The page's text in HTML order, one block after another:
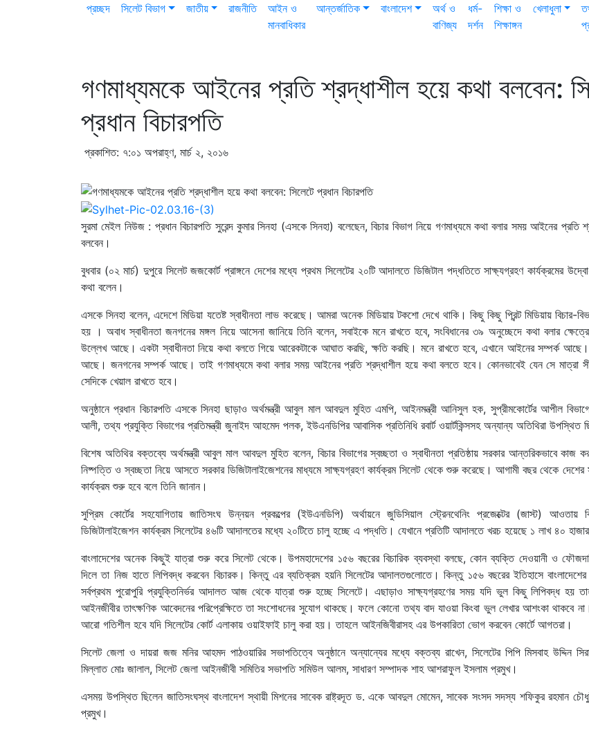
প্রচ্ছদ সিলেট বিভাগ জাতীয় রাজনীতি
আইন ও
মানবাধিকার
আন্তর্জাতিক বাংলাদেশ
অর্থ ও
বাণিজ্য
ধর্ম-
দর্শন
শিক্ষা ও
শিক্ষাঙ্গন
খেলাধুলা
গণমাধ্যমকে আইনের প্রতি শ্রদ্ধাশীল হয়ে কথা বলবেন:
প্রধান বিচারপতি
প্রকাশিত: ৭:০১ অপরাহ্ণ, মার্চ ২, ২০১৬
সুরমা মেইল নিউজ : প্রধান বিচারপতি সুরেন্দ কুমার সিনহা (এসকে সিনহা) বলেছেন, বিচার বিভাগ নিয়ে গণমাধ্যমে কথা বলার সময় আইনের প্রতি
বলবেন।
বুধবার (০২ মার্চ) দুপুরে সিলেট জজকোর্ট প্রাঙ্গনে দেশের মধ্যে প্রথম সিলেটের ২০টি আদালতে ডিজিটাল পদ্ধতিতে সাক্ষ্যগ্রহণ কার্যক্রমের
কথা বলেন।
এসকে সিনহা বলেন, এদেশে মিডিয়া যতেষ্ট স্বাধীনতা লাভ করেছে। আমরা অনেক মিডিয়ায় টকশো দেখে থাকি। কিছু কিছু প্রিন্ট মিডিয়ায় বিচার-
হয় । অবাধ স্বাধীনতা জনগনের মঙ্গল নিয়ে আসেনা জানিয়ে তিনি বলেন, সবাইকে মনে রাখতে হবে, সংবিধানের ৩৯ অনুচ্ছেদে কথা বলার
উল্লেখ আছে। একটা স্বাধীনতা নিয়ে কথা বলতে গিয়ে আরেকটাকে আঘাত করছি, ক্ষতি করছি। মনে রাখতে হবে, এখানে আইনের সম্পর্ক আছে।
আছে। জনগনের সম্পর্ক আছে। তাই গণমাধ্যমে কথা বলার সময় আইনের প্রতি শ্রদ্ধাশীল হয়ে কথা বলতে হবে। কোনভাবেই যেন সে মাত্রা
সেদিকে খেয়াল রাখতে হবে।
অনুষ্ঠানে প্রধান বিচারপতি এসকে সিনহা ছাড়াও অর্থমন্ত্রী আবুল মাল আবদুল মুহিত এমপি, আইনমন্ত্রী আনিসুল হক, সুপ্রীমকোর্টের আপীল
আলী, তথ্য প্রযুক্তি বিভাগের প্রতিমন্ত্রী জুনাইদ আহমেদ পলক, ইউএনডিপির আবাসিক প্রতিনিধি রবার্ট ওয়ার্টকিন্সসহ অন্যান্য অতিথিরা উপস্থিত
বিশেষ অতিথির বক্তব্যে অর্থমন্ত্রী আবুল মাল আবদুল মুহিত বলেন, বিচার বিভাগের স্বচ্ছতা ও স্বাধীনতা প্রতিষ্ঠায় সরকার আন্তরিকভাবে কাজ
নিষ্পত্তি ও স্বচ্ছতা নিয়ে আসতে সরকার ডিজিটালাইজেশনের মাধ্যমে সাক্ষ্যগ্রহণ কার্যক্রম সিলেট থেকে শুরু করেছে। আগামী বছর থেকে দেশের
কার্যক্রম শুরু হবে বলে তিনি জানান।
সুপ্রিম কোর্টের সহযোগিতায় জাতিসংঘ উন্নয়ন প্রকল্পের (ইউএনডিপি) অর্থায়নে জুডিসিয়াল স্ট্রেনথেনিং প্রজেক্টের (জাস্ট) আওতায়
ডিজিটালাইজেশন কার্যক্রম সিলেটের ৪৬টি আদালতের মধ্যে ২০টিতে চালু হচ্ছে এ পদ্ধতি। যেখানে প্রতিটি আদালতে খরচ হয়েছে ১ লাখ ৪০ হাজার
বাংলাদেশের অনেক কিছুই যাত্রা শুরু করে সিলেট থেকে। উপমহাদেশের ১৫৬ বছরের বিচারিক ব্যবস্থা বলছে, কোন ব্যক্তি দেওয়ানী ও
দিলে তা নিজ হাতে লিপিবদ্ধ করবেন বিচারক। কিন্তু এর ব্যতিক্রম হয়নি সিলেটের আদালতগুলোতে। কিন্তু ১৫৬ বছরের ইতিহাসে বাংলাদেশের
সর্বপ্রথম পুরোপুরি প্রযুক্তিনির্ভর আদালত আজ থেকে যাত্রা শুরু হচ্ছে সিলেটে। এছাড়াও সাক্ষ্যগ্রহণের সময় যদি ভুল কিছু লিপিবদ্ধ হয়
আইনজীবীর তাৎক্ষণিক আবেদনের পরিপ্রেক্ষিতে তা সংশোধনের সুযোগ থাকছে। ফলে কোনো তথ্য বাদ যাওয়া কিংবা ভুল লেখার আশংকা থাকবে
আরো গতিশীল হবে যদি সিলেটের কোর্ট এলাকায় ওয়াইফাই চালু করা হয়। তাহলে আইনজিবীরাসহ এর উপকারিতা ভোগ করবেন কোর্টে আগতরা।
সিলেট জেলা ও দায়রা জজ মনির আহমদ পাঠওয়ারির সভাপতিত্বে অনুষ্ঠানে অন্যান্যের মধ্যে বক্তব্য রাখেন, সিলেটের পিপি মিসবাহ উদ্দিন
মিল্লাত মোঃ জালাল, সিলেট জেলা আইনজীবী সমিতির সভাপতি সমিউল আলম, সাধারণ সম্পাদক শাহ আশরাফুল ইসলাম প্রমুখ।
এসময় উপস্থিত ছিলেন জাতিসংঘস্থ বাংলাদেশ স্থায়ী মিশনের সাবেক রাষ্ট্রদূত ড. একে আবদুল মোমেন, সাবেক সংসদ সদস্য শফিকুর রহমান
প্রমুখ।